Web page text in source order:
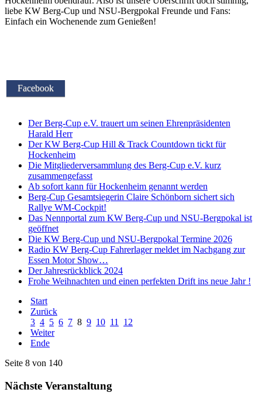
liebe KW Berg-Cup und NSU-Bergpokal Freunde und Fans:
Einfach ein Wochenende zum Genießen!
Facebook
Der Berg-Cup e.V. trauert um seinen Ehrenpräsidenten
Harald Herr
Der KW Berg-Cup Hill & Track Countdown tickt für
Hockenheim
Die Mitgliederversammlung des Berg-Cup e.V. kurz
zusammengefasst
Ab sofort kann für Hockenheim genannt werden
Berg-Cup Gesamtsiegerin Claire Schönborn sichert sich
Rallye WM-Cockpit!
Das Nennportal zum KW Berg-Cup und NSU-Bergpokal ist
geöffnet
Die KW Berg-Cup und NSU-Bergpokal Termine 2026
Radio KW Berg-Cup Fahrerlager meldet im Nachgang zur
Essen Motor Show…
Der Jahresrückblick 2024
Frohe Weihnachten und einen perfekten Drift ins neue Jahr !
Start
Zurück
3 4 5 6 7 8 9 10 11
12
Weiter
Ende
Seite 8 von 140
Nächste Veranstaltung